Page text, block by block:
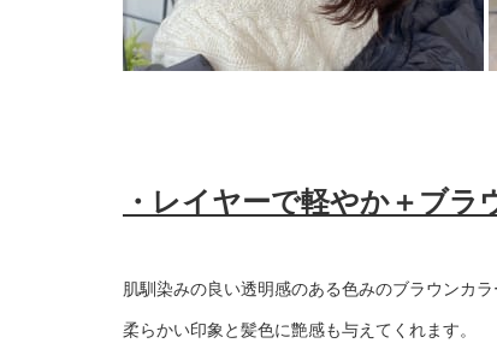
・レイヤーで軽やか＋ブ
肌馴染みの良い透明感のある色みのブラウンカラ
柔らかい印象と髪色に艶感も与えてくれます。